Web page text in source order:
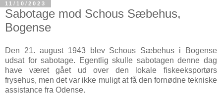
11/10/2023
Sabotage mod Schous Sæbehus,
Bogense
Den 21. august 1943 blev Schous Sæbehus i Bogense
udsat for sabotage. Egentlig skulle sabotagen denne dag
have været gået ud over den lokale fiskeeksportørs
frysehus, men det var ikke muligt at få den fornødne tekniske
assistance fra Odense.